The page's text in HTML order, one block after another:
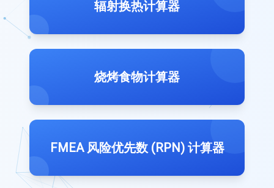
辐射换热计算器
烧烤食物计算器
FMEA 风险优先数 (RPN) 计算器